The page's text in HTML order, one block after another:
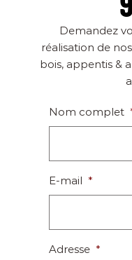
Demandez
réalisation de
bois, appentis &
Nom complet
E-mail *
Adresse *